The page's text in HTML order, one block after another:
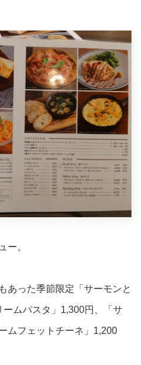
ー。
あった季節限定「サーモンと
ムパスタ」1,300円、「サ
ムフェットチーネ」1,200